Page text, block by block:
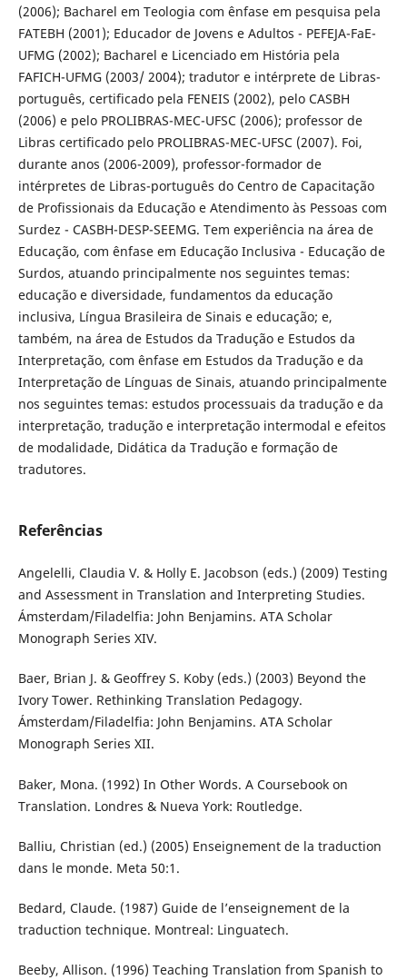
(2006); Bacharel em Teologia com ênfase em pesquisa pela
FATEBH (2001); Educador de Jovens e Adultos - PEFEJA-FaE-
UFMG (2002); Bacharel e Licenciado em História pela
FAFICH-UFMG (2003/ 2004); tradutor e intérprete de Libras-
português, certificado pela FENEIS (2002), pelo CASBH
(2006) e pelo PROLIBRAS-MEC-UFSC (2006); professor de
Libras certificado pelo PROLIBRAS-MEC-UFSC (2007). Foi,
durante anos (2006-2009), professor-formador de
intérpretes de Libras-português do Centro de Capacitação
de Profissionais da Educação e Atendimento às Pessoas com
Surdez - CASBH-DESP-SEEMG. Tem experiência na área de
Educação, com ênfase em Educação Inclusiva - Educação de
Surdos, atuando principalmente nos seguintes temas:
educação e diversidade, fundamentos da educação
inclusiva, Língua Brasileira de Sinais e educação; e,
também, na área de Estudos da Tradução e Estudos da
Interpretação, com ênfase em Estudos da Tradução e da
Interpretação de Línguas de Sinais, atuando principalmente
nos seguintes temas: estudos processuais da tradução e da
interpretação, tradução e interpretação intermodal e efeitos
de modalidade, Didática da Tradução e formação de
tradutores.
Referências
Angelelli, Claudia V. & Holly E. Jacobson (eds.) (2009) Testing
and Assessment in Translation and Interpreting Studies.
Ámsterdam/Filadelfia: John Benjamins. ATA Scholar
Monograph Series XIV.
Baer, Brian J. & Geoffrey S. Koby (eds.) (2003) Beyond the
Ivory Tower. Rethinking Translation Pedagogy.
Ámsterdam/Filadelfia: John Benjamins. ATA Scholar
Monograph Series XII.
Baker, Mona. (1992) In Other Words. A Coursebook on
Translation. Londres & Nueva York: Routledge.
Balliu, Christian (ed.) (2005) Enseignement de la traduction
dans le monde. Meta 50:1.
Bedard, Claude. (1987) Guide de l’enseignement de la
traduction technique. Montreal: Linguatech.
Beeby, Allison. (1996) Teaching Translation from Spanish to